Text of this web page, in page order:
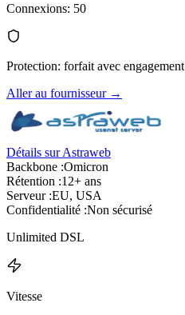
Connexions: 50
Protection: forfait avec engagement
Aller au fournisseur→
Détails sur Astraweb
Backbone :Omicron
Rétention :12+ ans
Serveur :EU, USA
Confidentialité :Non sécurisé
Unlimited DSL
Vitesse